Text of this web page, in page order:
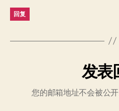
回复
发表
您的邮箱地址不会被公开